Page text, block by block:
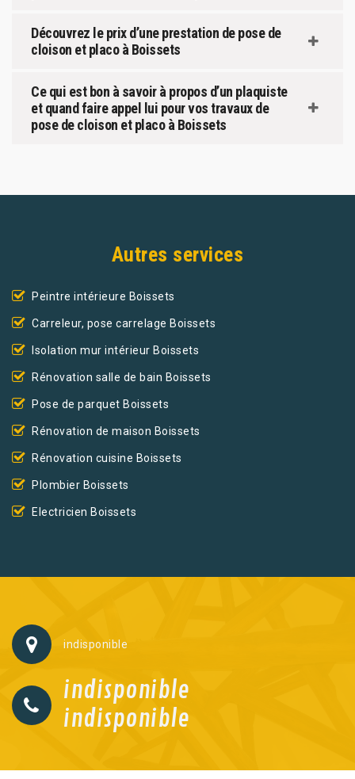
Découvrez le prix d’une prestation de pose de
cloison et placo à Boissets
Ce qui est bon à savoir à propos d’un plaquiste
et quand faire appel lui pour vos travaux de
pose de cloison et placo à Boissets
Autres services
Peintre intérieure Boissets
Carreleur, pose carrelage Boissets
Isolation mur intérieur Boissets
Rénovation salle de bain Boissets
Pose de parquet Boissets
Rénovation de maison Boissets
Rénovation cuisine Boissets
Plombier Boissets
Electricien Boissets
indisponible
indisponible
indisponible